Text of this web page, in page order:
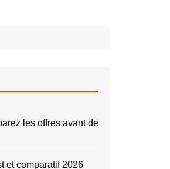
les offres avant de
et comparatif 2026